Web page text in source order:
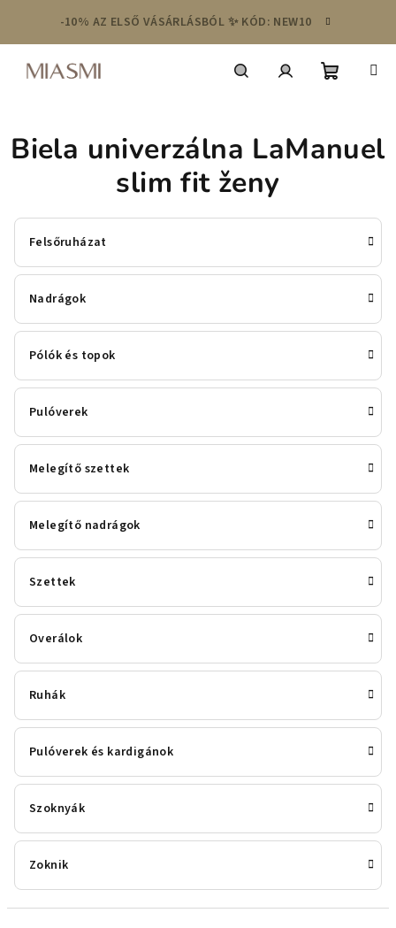
fő
tartalomhoz
-10% AZ ELSŐ VÁSÁRLÁSBÓL ✨ KÓD: NEW10
Biela univerzálna LaManuel
slim fit ženy
Felsőruházat
Nadrágok
Pólók és topok
Pulóverek
Melegítő szettek
Melegítő nadrágok
Szettek
Overálok
Ruhák
Pulóverek és kardigánok
Szoknyák
Zoknik